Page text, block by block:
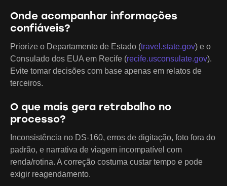
Onde acompanhar informações
confiáveis?
Priorize o Departamento de Estado (travel.state.gov) e o
Consulado dos EUA em Recife (recife.usconsulate.gov).
Evite tomar decisões com base apenas em relatos de
terceiros.
O que mais gera retrabalho no
processo?
Inconsistência no DS-160, erros de digitação, foto fora do
padrão, e narrativa de viagem incompatível com
renda/rotina. A correção costuma custar tempo e pode
exigir reagendamento.